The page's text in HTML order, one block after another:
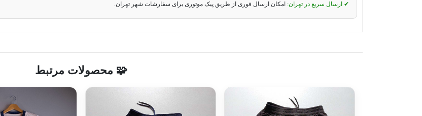
✔ ارسال سریع در تهران: امکان ارسال فوری از طریق پیک موتوری برای سفارشات شهر تهران.
🧩 محصولات مرتبط